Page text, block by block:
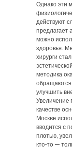
Однако эти
действуют
предлагает
можно
здоровья.
хирурги
методика
обращаются
улучшить
Увеличение
качестве
Москве
вводится с
плотью,
кто-то —